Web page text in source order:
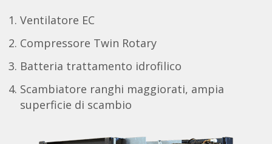
Ventilatore EC
Compressore Twin Rotary
Batteria trattamento idrofilico
Scambiatore ranghi maggiorati, ampia
superficie di scambio